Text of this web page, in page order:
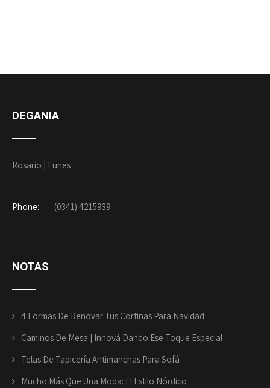
DEGANIA
Rosario | Funes
Phone: (0341) 4215939
NOTAS
4 Formas De Renovar Tus Cortinas Para Navidad
Caminos De Mesa | Innová Dando Ese Toque Especial
Telas De Tapicería Antimanchas Para Sofá
Mucho Más Que Una Moda: El Estilo Nórdico